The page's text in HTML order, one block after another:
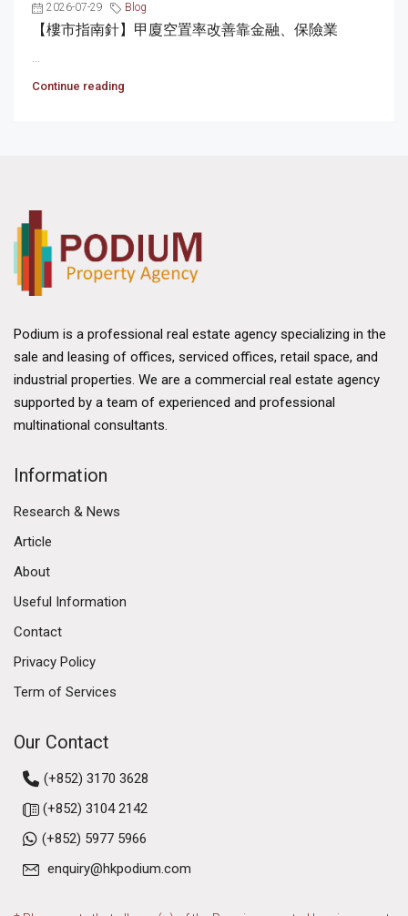
2026-07-29 Blog
【樓市指南針】甲廈空置率改善靠金融、保險業
...
Continue reading
Podium is a professional real estate agency specializing in the
sale and leasing of offices, serviced offices, retail space, and
industrial properties. We are a commercial real estate agency
supported by a team of experienced and professional
multinational consultants.
Information
Research & News
Article
About
Useful Information
Contact
Privacy Policy
Term of Services
Our Contact
(+852) 3170 3628
(+852) 3104 2142
(+852) 5977 5966
enquiry@hkpodium.com